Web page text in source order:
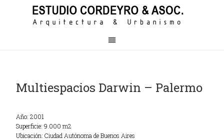
Multiespacios Darwin – Palermo
Año:2001
Superficie:9.000 m2
Ubicación:Ciudad Autónoma de Buenos Aires